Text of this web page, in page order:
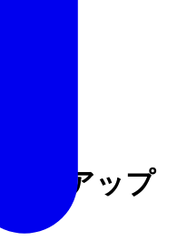
いアップ